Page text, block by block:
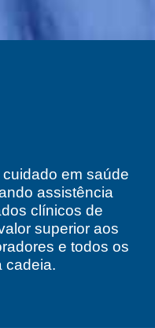
em saúde
assistência
clínicos de
superior aos
e todos os
cadeia.